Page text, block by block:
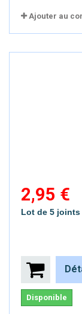
Ajouter au
2,95 €
Lot de 5 joints
Disponible